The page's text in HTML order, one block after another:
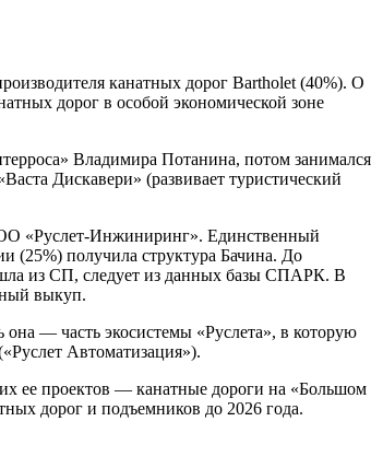
канатных дорог Bartholet (40%). О
дорог в особой экономической зоне
Владимира Потанина, потом занимался
Дискавери» (развивает туристический
«Руслет-Инжиниринг». Единственный
получила структура Бачина. До
из СП, следует из данных базы СПАРК. В
выкуп.
— часть экосистемы «Руслета», в которую
Автоматизация»).
ее проектов — канатные дороги на «Большом
дорог и подъемников до 2026 года.